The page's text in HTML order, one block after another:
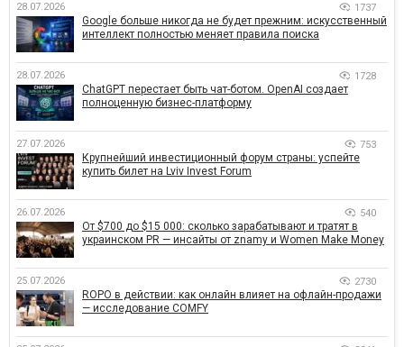
28.07.2026 1737
Google больше никогда не будет прежним: искусственный
интеллект полностью меняет правила поиска
28.07.2026 1728
ChatGPT перестает быть чат-ботом. OpenAI создает
полноценную бизнес-платформу
27.07.2026 753
Крупнейший инвестиционный форум страны: успейте
купить билет на Lviv Invest Forum
26.07.2026 540
От $700 до $15 000: сколько зарабатывают и тратят в
украинском PR — инсайты от znamy и Women Make Money
25.07.2026 2730
ROPO в действии: как онлайн влияет на офлайн-продажи
— исследование COMFY